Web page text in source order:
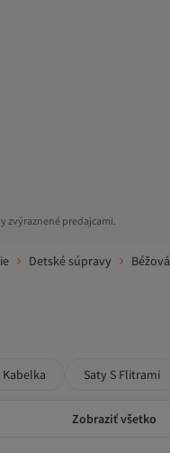
zvýraznené predajcami.
Detské súpravy
Kabelka Saty S Flitrami
Zobraziť všetko